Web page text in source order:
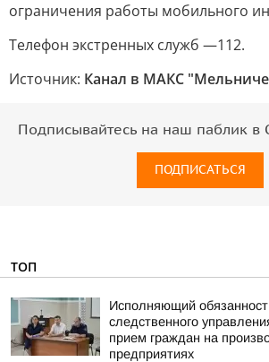
ограничения работы мобильного
Телефон экстренных служб —112.
Источник: Канал в МАКС
Подписывайтесь на наш паблик в
ПОДПИСАТЬСЯ
ТОП
Исполняющий
следственного
прием граждан на
предприятиях